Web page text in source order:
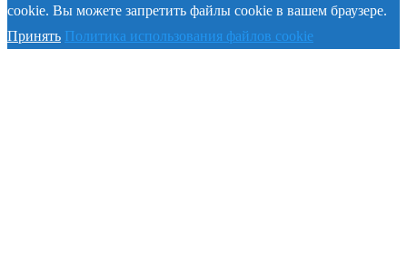
cookie. Вы можете запретить файлы cookie в вашем браузере.
Принять Политика использования файлов cookie